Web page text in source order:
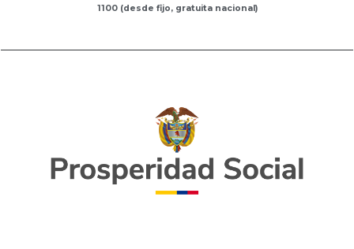
1100 (desde fijo, gratuita nacional)